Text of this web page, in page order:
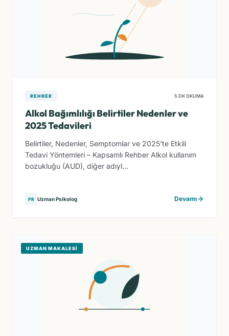
REHBER 5 DK OKUMA
Alkol Bağımlılığı Belirtiler Nedenler ve
2025 Tedavileri
Belirtiler, Nedenler, Semptomlar ve 2025’te Etkili
Tedavi Yöntemleri – Kapsamlı Rehber Alkol kullanım
bozukluğu (AUD), diğer adıyl...
PR Uzman Psikolog Devamı
UZMAN MAKALESI